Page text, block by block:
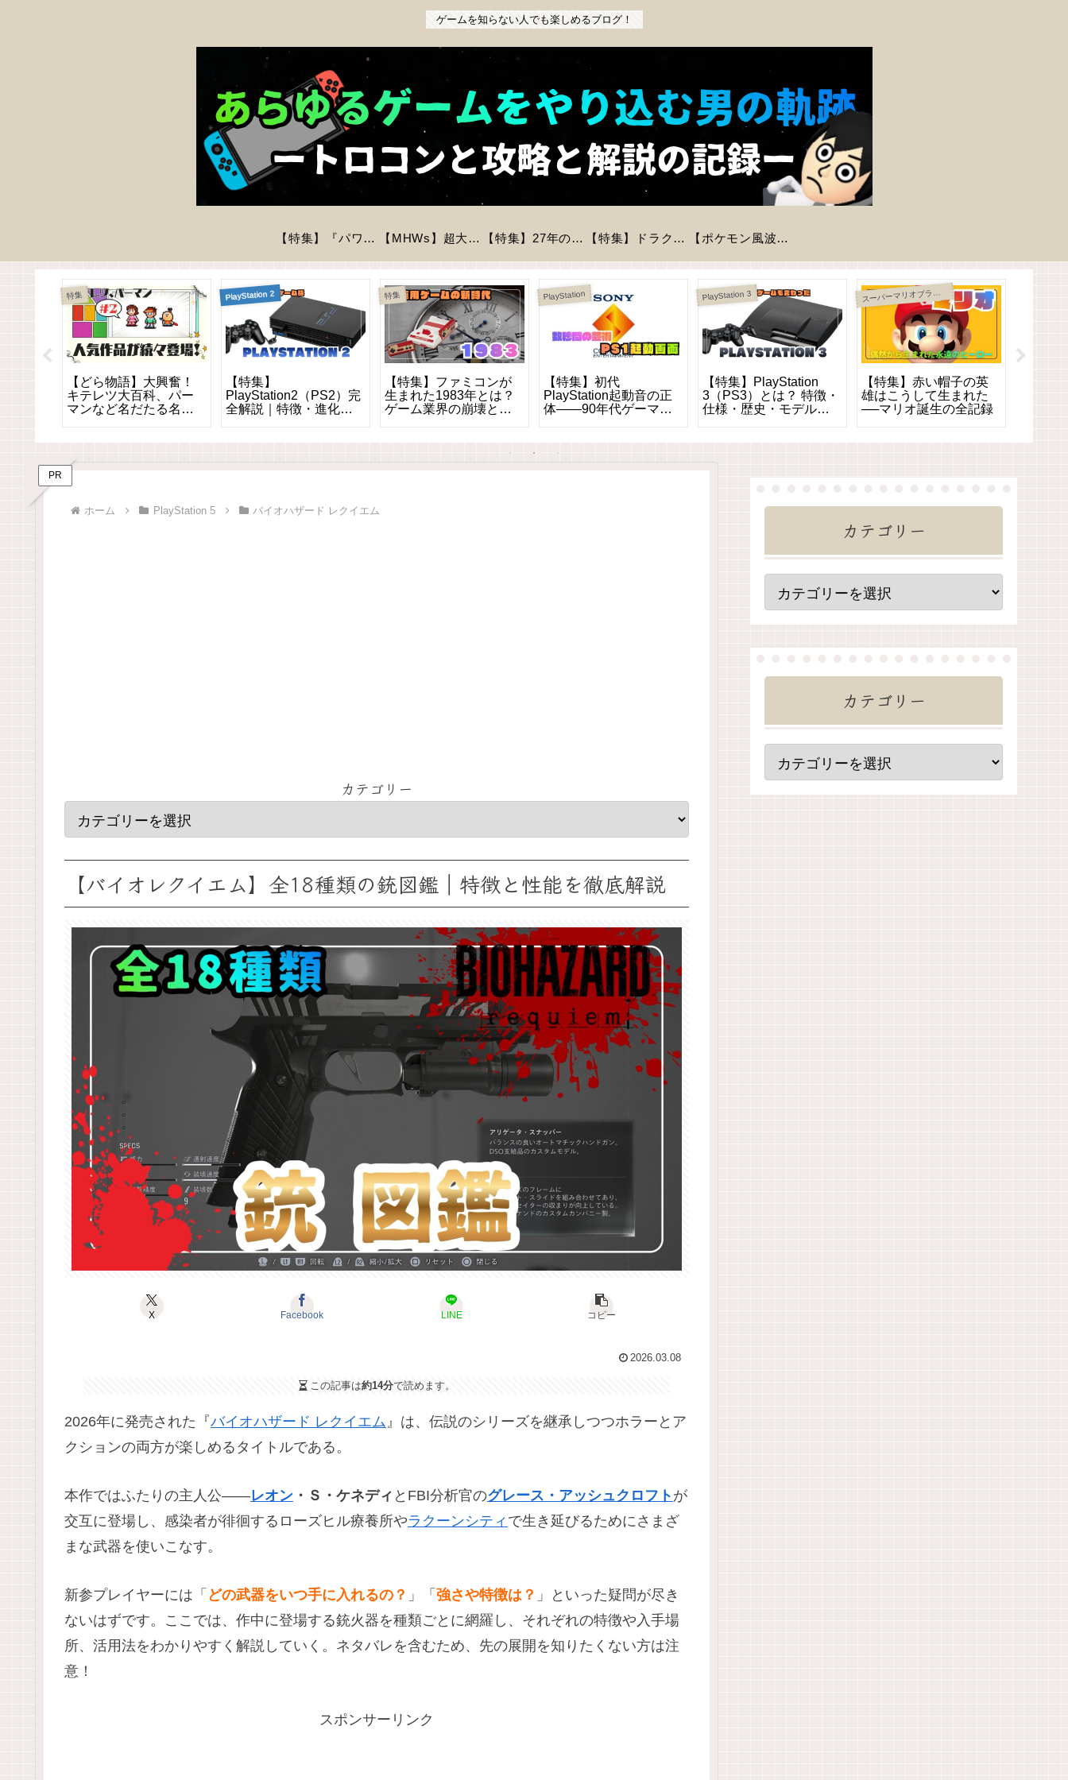
ゲームを知らない人でも楽しめるブログ！
【特集】『パワフルプロ野球2026-2027』前作からの変更点と新モードを徹底解説！初心者も安心の進化とは？ 【MHWs】超大型拡張コンテンツ「アセンダンス」が2027年に登場！全貌と新要素を徹底解説 【特集】27年の時を経てリメイク「バイオハザードREベロニカ」が登場！気になる情報をピックアップ！ 【特集】ドラクエモンスターズ4が今冬に発売決定！登場モンスター数は？判明している情報まとめ 【ポケモン風波】現時点で判明している登場ポケモン一覧
特集
【どら物語】大興奮！
キテレツ大百科、パー
マンなど名だたる名作
PlayStation 2
【特集】
PlayStation2（PS2）完
全解説｜特徴・進化・
特集
【特集】ファミコンが
生まれた1983年とは？
ゲーム業界の崩壊と革
PlayStation
【特集】初代
PlayStation起動音の正
体――90年代ゲーマー
PlayStation 3
【特集】PlayStation
3（PS3）とは？ 特徴・
仕様・歴史・モデル比
ス
ーパーマリオブラザーズ
【特集】赤い帽子の英
雄はこうして生まれた
──マリオ誕生の全記録
PR
ホーム PlayStation 5 バイオハザード レクイエム
カテゴリー
【バイオレクイエム】全18種類の銃図鑑｜特徴と性能を徹底解説
X Facebook LINE コピー
2026.03.08
この記事は約14分で読めます。
2026年に発売された『バイオハザード レクイエム』は、伝説のシリーズを継承しつつホラーとア
クションの両方が楽しめるタイトルである。
本作ではふたりの主人公――レオン ・Ｓ・ケネディ とFBI分析官のグレース・アッシュクロフト が
交互に登場し、感染者が徘徊するローズヒル療養所やラクーンシティ で生き延びるためにさまざ
まな武器を使いこなす。
新参プレイヤーには「 どの武器をいつ手に入れるの？ 」「 強さや特徴は？ 」といった疑問が尽き
ないはずです。ここでは、作中に登場する銃火器を種類ごとに網羅し、それぞれの特徴や入手場
所、活用法をわかりやすく解説していく。ネタバレを含むため、先の展開を知りたくない方は注
意！
スポンサーリンク
カテゴリー
カテゴリー